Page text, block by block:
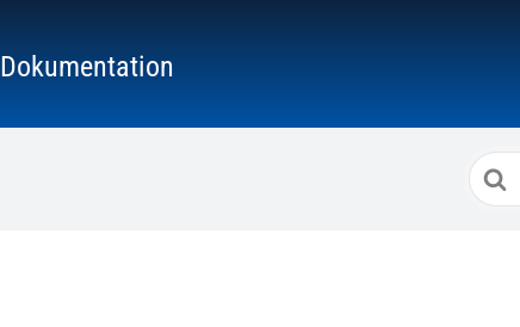
Dokumentation
Suche
nach